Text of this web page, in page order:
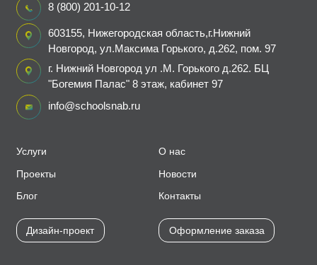
Услуги
Проекты
Блог
Дизайн-проект
О нас
Новости
Контакты
Оформление заказа
8 (800) 201-10-12
603155, Нижегородская область,г.Нижний
Новгород, ул.Максима Горького, д.262, пом. 97
г. Нижний Новгород ул .М. Горького д.262. БЦ
"Богемия Палас" 8 этаж, кабинет 97
info@schoolsnab.ru